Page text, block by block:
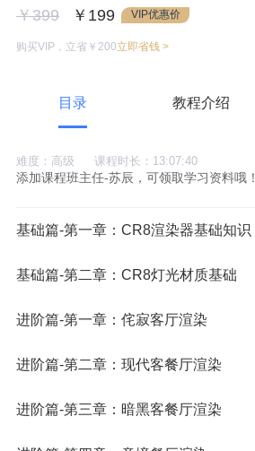
￥399 ￥199 VIP优惠价
购买VIP，立省￥200立即省钱 >
目录 教程介绍
难度：高级 课程时长：13:07:40
添加课程班主任-苏辰，可领取学习资料哦！
基础篇-第一章：CR8渲染器基础知识
基础篇-第二章：CR8灯光材质基础
进阶篇-第一章：侘寂客厅渲染
进阶篇-第二章：现代客餐厅渲染
进阶篇-第三章：暗黑客餐厅渲染